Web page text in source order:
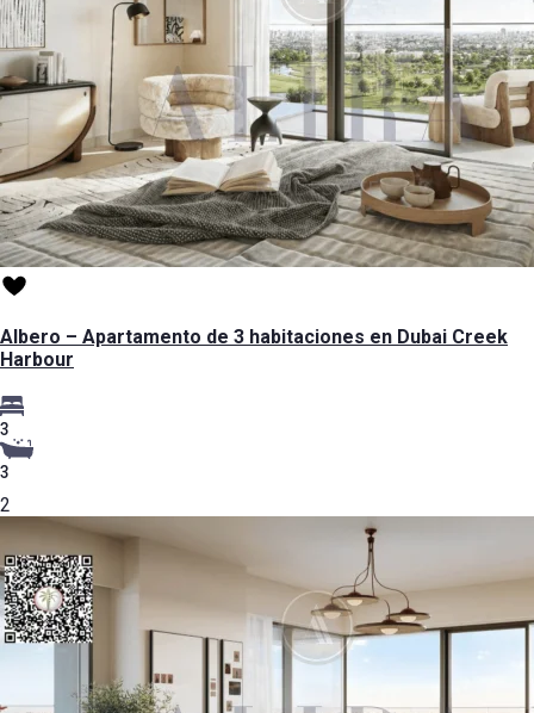
Albero – Apartamento de 3 habitaciones en Dubai Creek
Harbour
3
3
2